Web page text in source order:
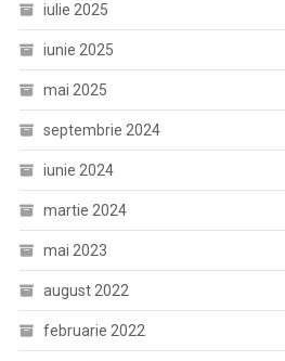
iulie 2025
iunie 2025
mai 2025
septembrie 2024
iunie 2024
martie 2024
mai 2023
august 2022
februarie 2022